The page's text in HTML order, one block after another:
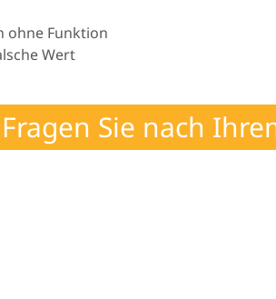
ohne Funktion
Wert
Fragen Sie nach